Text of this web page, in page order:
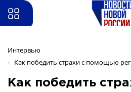
Интервью
Как победить страхи с помощью
Как победить